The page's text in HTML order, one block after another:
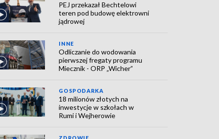
PEJ przekazał Bechtelowi
teren pod budowę elektrowni
jądrowej
INNE
Odliczanie do wodowania
pierwszej fregaty programu
Miecznik - ORP „Wicher”
GOSPODARKA
18 milionów złotych na
inwestycje w szkołach w
Rumi i Wejherowie